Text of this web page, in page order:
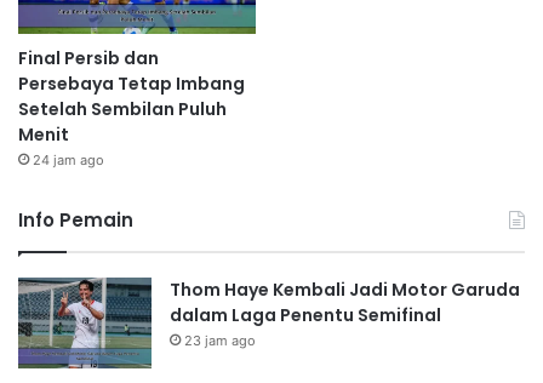
Final Persib dan
Persebaya Tetap Imbang
Setelah Sembilan Puluh
Menit
24 jam ago
Info Pemain
Thom Haye Kembali Jadi Motor Garuda
dalam Laga Penentu Semifinal
23 jam ago